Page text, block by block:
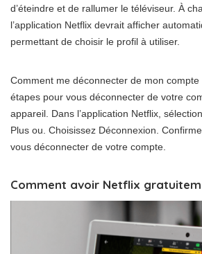
d’éteindre et de rallumer le téléviseur. À
l’application Netflix devrait afficher
permettant de choisir le profil à utiliser.
Comment me déconnecter de mon compte
étapes pour vous déconnecter de votre
appareil. Dans l’application Netflix,
Plus ou. Choisissez Déconnexion.
vous déconnecter de votre compte.
Comment avoir Netflix